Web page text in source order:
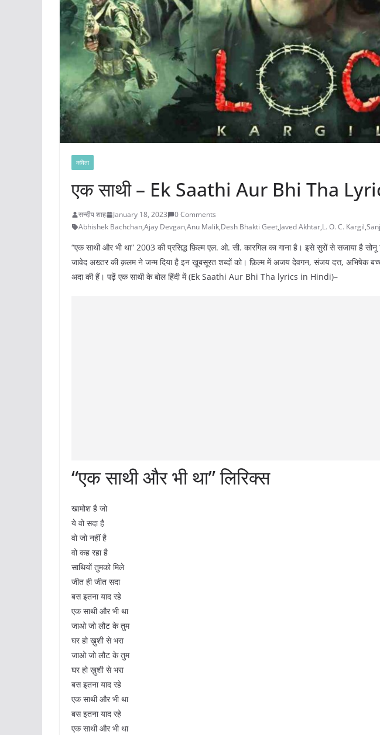
कविता
एक साथी – Ek Saathi Aur Bhi Tha
सन्दीप शाह January 18, 2023
0 Comments
Abhishek Bachchan,Ajay Devgan,Anu Malik,Desh Bhakti Geet,Javed Akhtar,L. O. C. Kargil,
“एक साथी और भी था” 2003 की प्रसिद्ध फ़िल्म एल. ओ. सी. कारगिल का गाना है। इसे सुरों से सजाया है
जावेद अख्तर की क़लम ने जन्म दिया है इन ख़ूबसूरत शब्दों को। फ़िल्म में अजय देवगन, संजय दत्त, अभिषेक
अदा की हैं। पढ़ें एक साथी के बोल हिंदी में (Ek Saathi Aur Bhi Tha lyrics in Hindi)–
“एक साथी और भी था” लिरिक्स
खामोश है जो
ये वो सदा है
वो जो नहीं है
वो कह रहा है
साथियों तुमको मिले
जीत ही जीत सदा
बस इतना याद रहे
एक साथी और भी था
जाओ जो लौट के तुम
घर हो ख़ुशी से भरा
जाओ जो लौट के तुम
घर हो ख़ुशी से भरा
बस इतना याद रहे
एक साथी और भी था
बस इतना याद रहे
एक साथी और भी था